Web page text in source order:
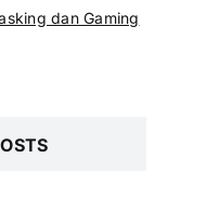
dan Gaming